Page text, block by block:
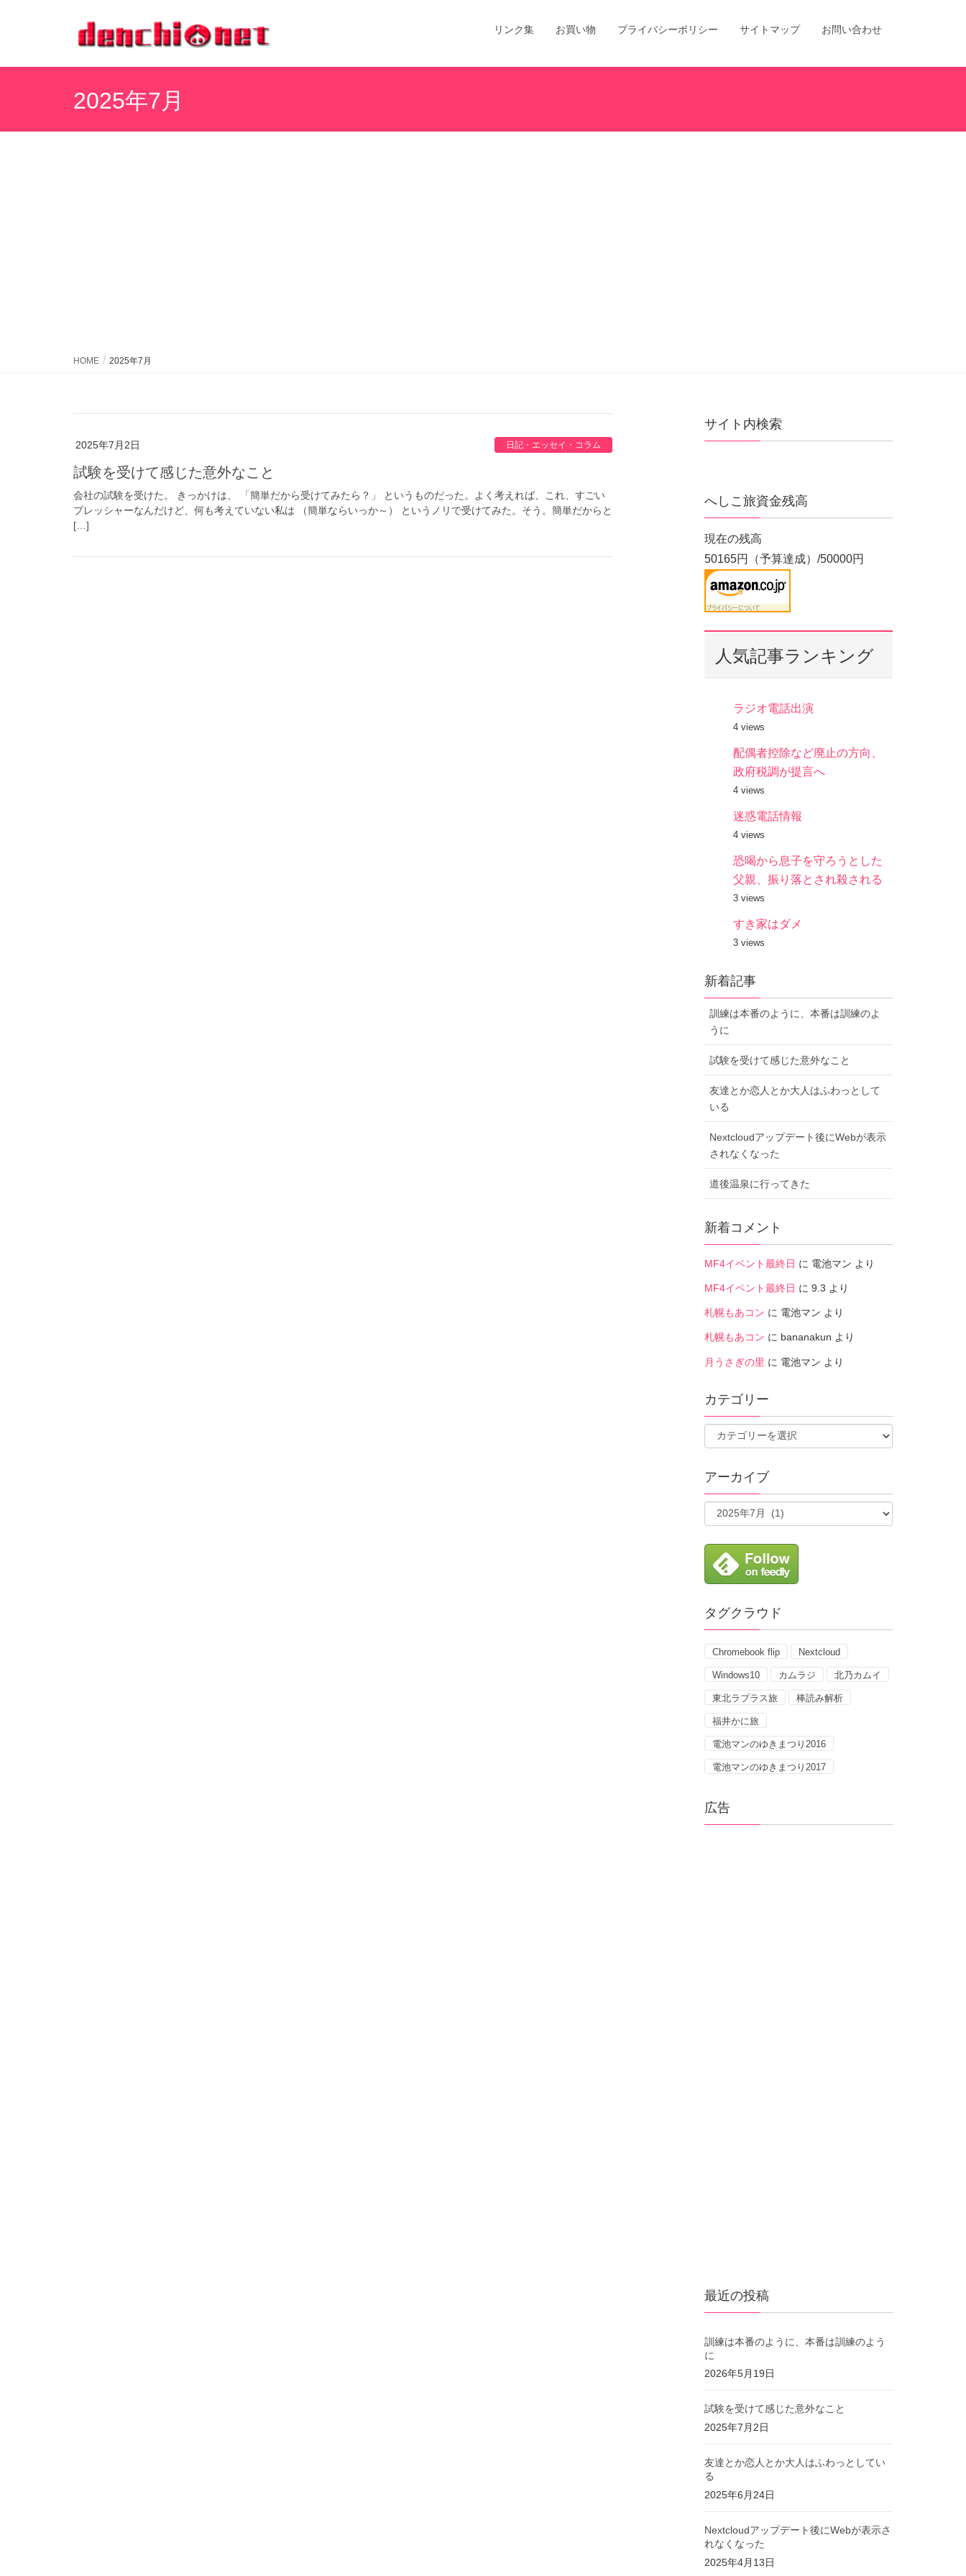
リンク集 お買い物 プライバシーポリシー サイトマップ お問い合わせ
2025年7月
HOME 2025年7月
2025年7月2日 日記・エッセイ・コラム
試験を受けて感じた意外なこと
会社の試験を受けた。 きっかけは、 「簡単だから受けてみたら？」 というものだった。よく考えれば、これ、すごい
プレッシャーなんだけど、何も考えていない私は （簡単ならいっか～） というノリで受けてみた。そう。簡単だからと
[…]
サイト内検索
へしこ旅資金残高
現在の残高
50165円（予算達成）/50000円
人気記事ランキング
ラジオ電話出演
4 views
配偶者控除など廃止の方向、
政府税調が提言へ
4 views
迷惑電話情報
4 views
恐喝から息子を守ろうとした
父親、振り落とされ殺される
3 views
すき家はダメ
3 views
新着記事
訓練は本番のように、本番は訓練のよ
うに
試験を受けて感じた意外なこと
友達とか恋人とか大人はふわっとして
いる
Nextcloudアップデート後にWebが表示
されなくなった
道後温泉に行ってきた
新着コメント
MF4イベント最終日 に 電池マン より
MF4イベント最終日 に 9.3 より
札幌もあコン に 電池マン より
札幌もあコン に bananakun より
月うさぎの里 に 電池マン より
カテゴリー
アーカイブ
タグクラウド
Chromebook flip Nextcloud
Windows10 カムラジ 北乃カムイ
東北ラプラス旅 棒読み解析
福井かに旅
電池マンのゆきまつり2016
電池マンのゆきまつり2017
広告
最近の投稿
訓練は本番のように、本番は訓練のよう
に
2026年5月19日
試験を受けて感じた意外なこと
2025年7月2日
友達とか恋人とか大人はふわっとしてい
る
2025年6月24日
Nextcloudアップデート後にWebが表示さ
れなくなった
2025年4月13日